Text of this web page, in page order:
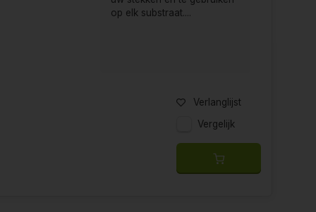
op elk substraat....
Verlanglijst
Vergelijk